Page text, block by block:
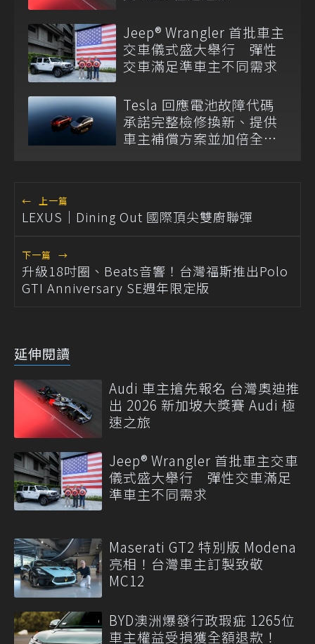
Jeep® Wrangler 首批車主
交車儀式盛大舉行 彈性
交車滿足準車主不同需求
Tesla 回應電池故障代碼
承諾完整檢修換新、提供
車主補償方案並加倍全台
← 上一篇
LEXUS｜Dining Out 國際頂尖雙廚聯彈
下一篇 →
升級18吋圈、Beats音響！台灣福斯推出Polo
GTI Anniversary SE週年限定版
延伸閱讀
Audi 車主搶先報名 台灣奧迪推
出 2026 新加坡大獎賽 Audi 極
速之旅
Jeep® Wrangler 首批車主交車
儀式盛大舉行 彈性交車滿足
準車主不同需求
Maserati GT2 特別版 Modena
亮相！台灣車主訂製致敬
MC12
BYD澳洲爆發行政瑕疵 1265位
車主權益受損獲全額退款！